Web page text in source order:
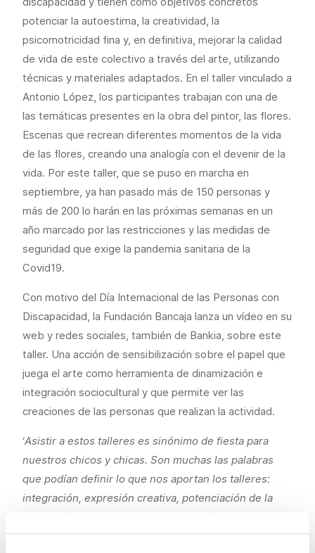
potenciar la autoestima, la creatividad, la
psicomotricidad fina y, en definitiva, mejorar la calidad
de vida de este colectivo a través del arte, utilizando
técnicas y materiales adaptados. En el taller vinculado a
Antonio López, los participantes trabajan con una de
las temáticas presentes en la obra del pintor, las flores.
Escenas que recrean diferentes momentos de la vida
de las flores, creando una analogía con el devenir de la
vida. Por este taller, que se puso en marcha en
septiembre, ya han pasado más de 150 personas y
más de 200 lo harán en las próximas semanas en un
año marcado por las restricciones y las medidas de
seguridad que exige la pandemia sanitaria de la
Covid19.
Con motivo del Día Internacional de las Personas con
Discapacidad, la Fundación Bancaja lanza un vídeo en su
web y redes sociales, también de Bankia, sobre este
taller. Una acción de sensibilización sobre el papel que
juega el arte como herramienta de dinamización e
integración sociocultural y que permite ver las
creaciones de las personas que realizan la actividad.
‘Asistir a estos talleres es sinónimo de fiesta para
nuestros chicos y chicas. Son muchas las palabras
que podían definir lo que nos aportan los talleres:
integración, expresión creativa, potenciación de la
reconocido… Todo envuelto en un entorno adecuado